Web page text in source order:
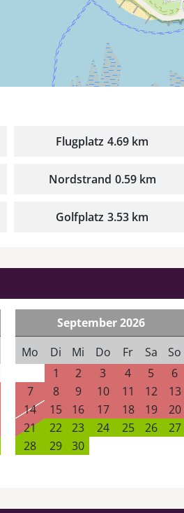
Flugplatz 4.69 km
Nordstrand 0.59 km
Golfplatz 3.53 km
September2026
Mo
Di Mi Do Fr Sa
So
1
2 3 4 5
6
7
8 9 10 11 12
13
14
15 16 17 18 19
20
21
22 23 24 25 26
27
28
29 30